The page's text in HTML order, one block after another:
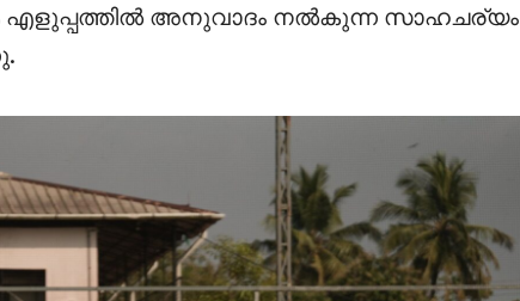
എളുപ്പത്തിൽ അനുവാദം നൽകുന്ന സാഹചര്യം